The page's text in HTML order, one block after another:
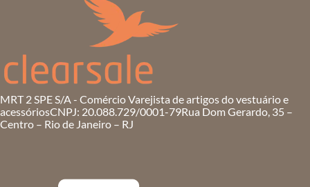
MRT 2 SPE S/A - Comércio Varejista de artigos do vestuário e
acessóriosCNPJ: 20.088.729/0001-79Rua Dom Gerardo, 35 –
Centro – Rio de Janeiro – RJ